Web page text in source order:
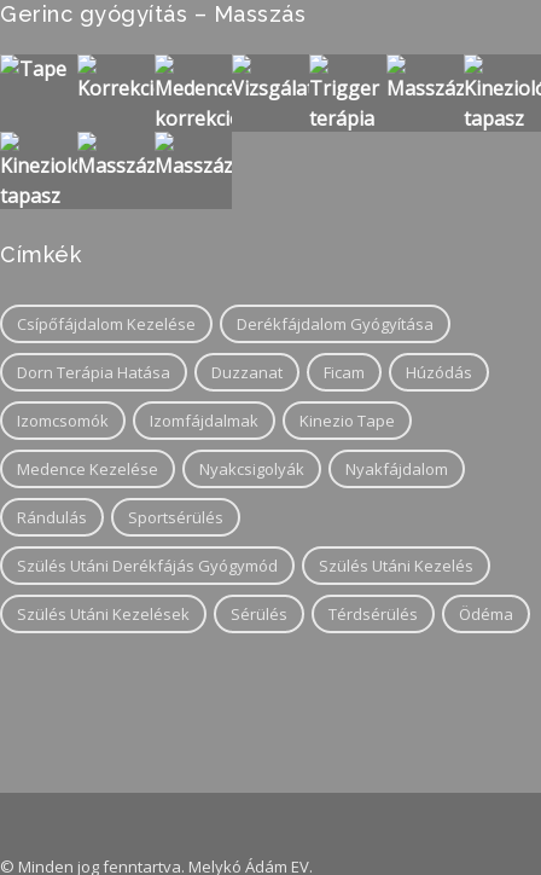
Gerinc gyógyítás – Masszás
Címkék
Csípőfájdalom Kezelése Derékfájdalom Gyógyítása
Dorn Terápia Hatása Duzzanat Ficam Húzódás
Izomcsomók Izomfájdalmak Kinezio Tape
Medence Kezelése Nyakcsigolyák Nyakfájdalom
Rándulás Sportsérülés
Szülés Utáni Derékfájás Gyógymód Szülés Utáni Kezelés
Szülés Utáni Kezelések Sérülés Térdsérülés Ödéma
© Minden jog fenntartva. Melykó Ádám EV.